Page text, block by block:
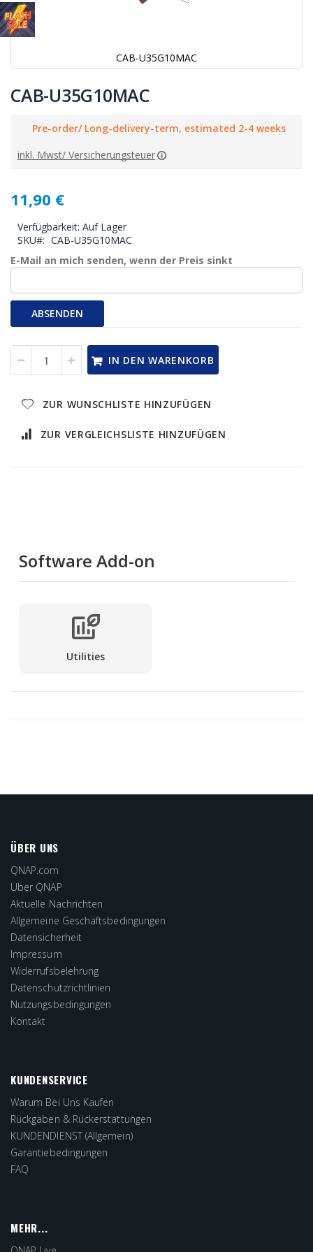
CAB-U35G10MAC
Anfang
der
springen
CAB-U35G10MAC
Pre-order/ Long-delivery-term, estimated 2-4 weeks
inkl. Mwst/ Versicherungsteuer
11,90 €
Verfügbarkeit: Auf Lager
SKU
CAB-U35G10MAC
E-Mail an mich senden, wenn der Preis sinkt
ABSENDEN
IN DEN WARENKORB
ZUR WUNSCHLISTE HINZUFÜGEN
ZUR VERGLEICHSLISTE HINZUFÜGEN
Software Add-on
Utilities
ÜBER UNS
QNAP.com
Über QNAP
Aktuelle Nachrichten
Allgemeine Geschäftsbedingungen
Datensicherheit
Impressum
Widerrufsbelehrung
Datenschutzrichtlinien
Nutzungsbedingungen
Kontakt
KUNDENSERVICE
Warum Bei Uns Kaufen
Rückgaben & Rückerstattungen
KUNDENDIENST (Allgemein)
Garantiebedingungen
FAQ
MEHR...